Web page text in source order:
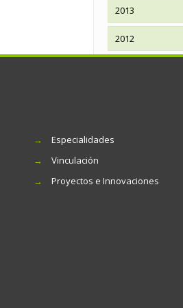
2013
2012
→
Especialidades
→
Vinculación
→
Proyectos e Innovaciones